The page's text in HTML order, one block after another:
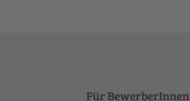
Für BewerberInnen